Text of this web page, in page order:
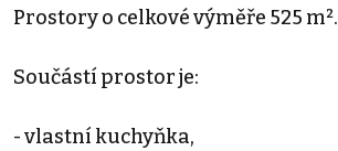
Prostory o celkové výměře 525 m².
Součástí prostor je:
- vlastní kuchyňka,